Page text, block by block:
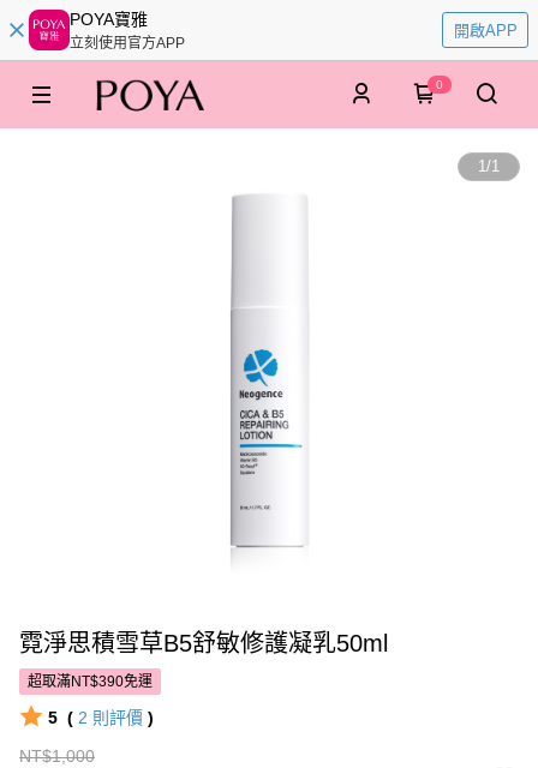
POYA寶雅
立刻使用官方APP
開啟APP
0
1/1
霓淨思積雪草B5舒敏修護凝乳50ml
超取滿NT$390免運
5 ( 2 則評價 )
NT$1,000